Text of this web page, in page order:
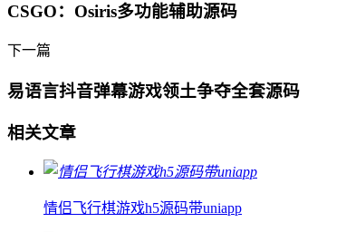
CSGO：Osiris多功能辅助源码
下一篇
易语言抖音弹幕游戏领土争夺全套源码
相关文章
情侣飞行棋游戏h5源码带uniapp